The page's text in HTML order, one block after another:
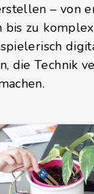
– von
bis zu
die Technik